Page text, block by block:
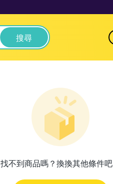
搜尋
找不到商品嗎？換換其他條件吧